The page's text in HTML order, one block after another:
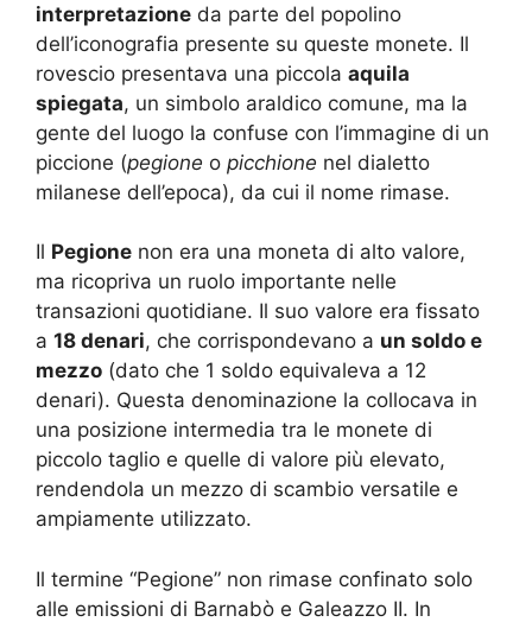
interpretazione da parte del popolino
dell’iconografia presente su queste monete. Il
rovescio presentava una piccola aquila
spiegata, un simbolo araldico comune, ma la
gente del luogo la confuse con l’immagine di un
piccione (pegione o picchione nel dialetto
milanese dell’epoca), da cui il nome rimase.
Il Pegione non era una moneta di alto valore,
ma ricopriva un ruolo importante nelle
transazioni quotidiane. Il suo valore era fissato
a 18 denari, che corrispondevano a un soldo e
mezzo (dato che 1 soldo equivaleva a 12
denari). Questa denominazione la collocava in
una posizione intermedia tra le monete di
piccolo taglio e quelle di valore più elevato,
rendendola un mezzo di scambio versatile e
ampiamente utilizzato.
Il termine “Pegione” non rimase confinato solo
alle emissioni di Barnabò e Galeazzo II. In